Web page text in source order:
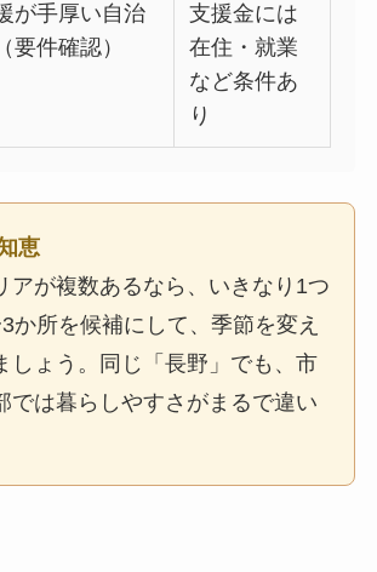
が手厚い自治
要件確認）
支援金には
在住・就業
など条件あ
り
恵
アが複数あるなら、いきなり1つ
か所を候補にして、季節を変え
しょう。同じ「長野」でも、市
では暮らしやすさがまるで違い